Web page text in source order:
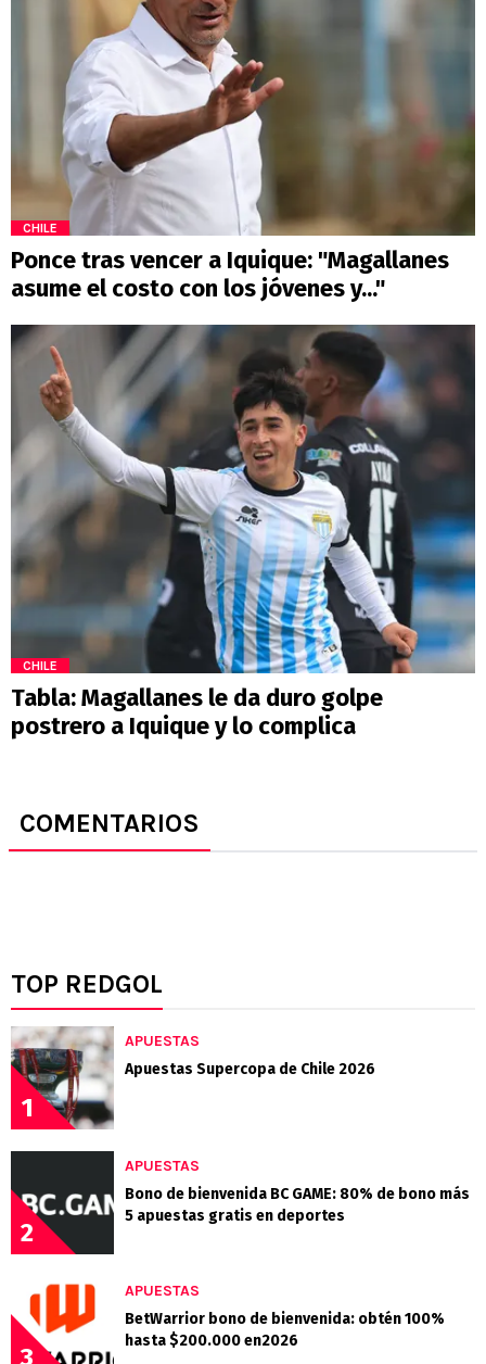
CHILE
Ponce tras vencer a Iquique: "Magallanes
asume el costo con los jóvenes y..."
CHILE
Tabla: Magallanes le da duro golpe
postrero a Iquique y lo complica
COMENTARIOS
TOP REDGOL
1
APUESTAS
Apuestas Supercopa de Chile 2026
2
APUESTAS
Bono de bienvenida BC GAME: 80% de bono más
5 apuestas gratis en deportes
3
APUESTAS
BetWarrior bono de bienvenida: obtén 100%
hasta $200.000 en2026